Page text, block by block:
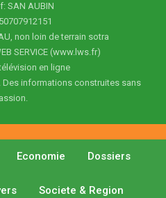
SAN AUBIN
non loin de terrain sotra
SERVICE (www.lws.fr)
en ligne
informations construites sans
Economie Dossiers
Societe & Region